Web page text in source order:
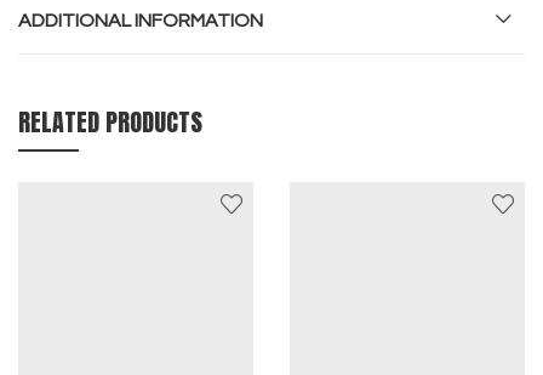
ADDITIONAL INFORMATION
RELATED PRODUCTS